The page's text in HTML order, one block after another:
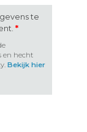
te
*
en hecht
Bekijk hier